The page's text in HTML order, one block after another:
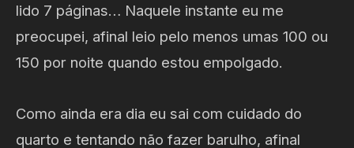
lido 7 páginas… Naquele instante eu me
preocupei, afinal leio pelo menos umas 100 ou
150 por noite quando estou empolgado.
Como ainda era dia eu sai com cuidado do
quarto e tentando não fazer barulho, afinal